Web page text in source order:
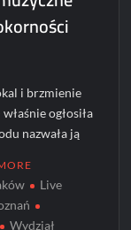
i brzmienie
ogłosiła
nazwała ją
Live
Wydział